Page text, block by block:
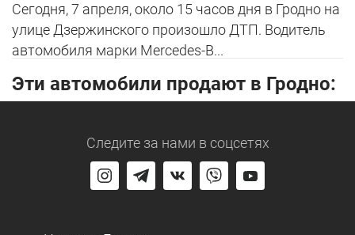
Сегодня, 7 апреля, около 15 часов дня в Гродно на
улице Дзержинского произошло ДТП. Водитель
автомобиля марки Mercedes-B...
Эти автомобили продают в Гродно:
Следите за нами в соцсетях